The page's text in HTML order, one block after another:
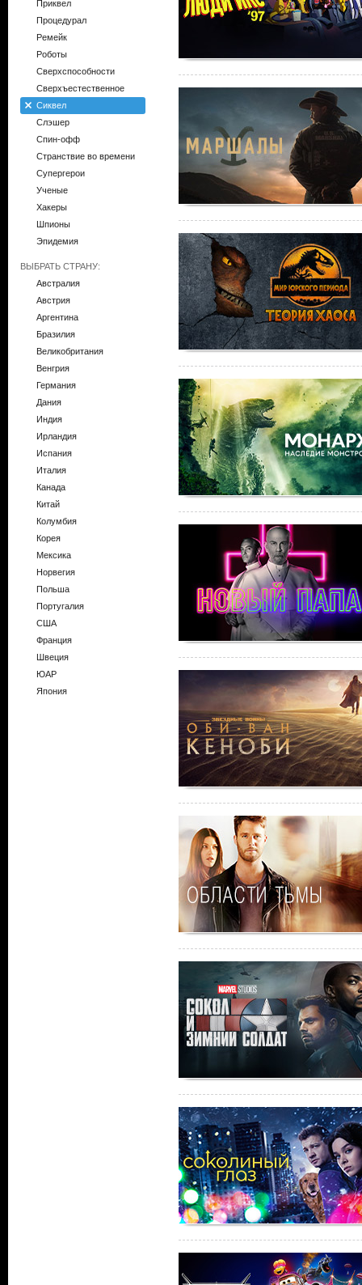
Приквел
Процедурал
Ремейк
Роботы
Сверхспособности
Сверхъестественное
Сиквел
Слэшер
Спин-офф
Странствие во времени
Супергерои
Ученые
Хакеры
Шпионы
Эпидемия
ВЫБРАТЬ СТРАНУ:
Австралия
Австрия
Аргентина
Бразилия
Великобритания
Венгрия
Германия
Дания
Индия
Ирландия
Испания
Италия
Канада
Китай
Колумбия
Корея
Мексика
Норвегия
Польша
Португалия
США
Франция
Швеция
ЮАР
Япония